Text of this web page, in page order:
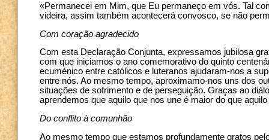
«Permanecei em Mim, que Eu permaneço em vós. Tal
videira, assim também acontecerá convosco, se não
Com coração agradecido
Com esta Declaração Conjunta, expressamos jubilosa
com que iniciamos o ano comemorativo do quinto
ecuménico entre católicos e luteranos ajudaram-nos a
entre nós. Ao mesmo tempo, aproximamo-nos uns dos
situações de sofrimento e de perseguição. Graças ao
aprendemos que aquilo que nos une é maior do que
Do conflito à comunhão
Ao mesmo tempo que estamos profundamente gratos